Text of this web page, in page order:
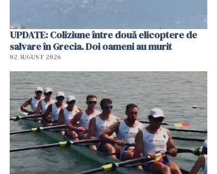
UPDATE: Coliziune între două elicoptere de
salvare în Grecia. Doi oameni au murit
02 AUGUST 2026